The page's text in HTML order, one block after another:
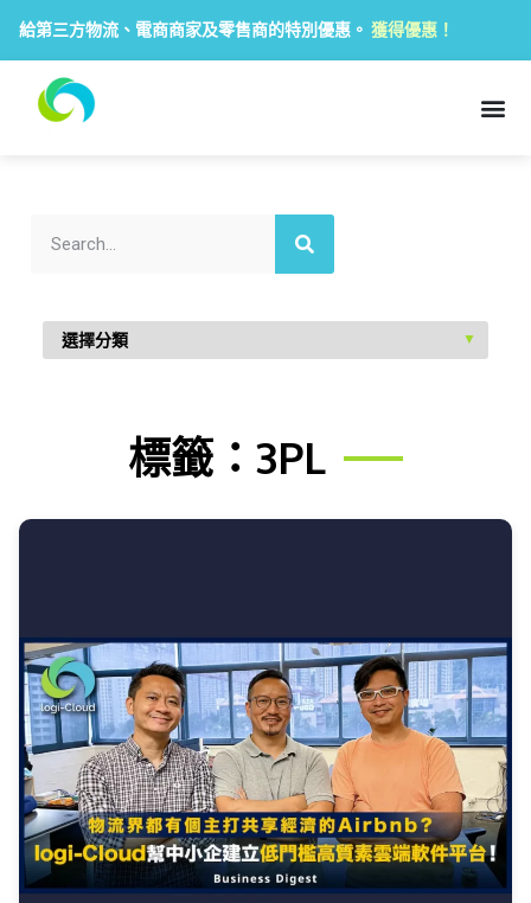
給第三方物流、電商商家及零售商的特別優惠。 獲得優惠！
標籤：3PL